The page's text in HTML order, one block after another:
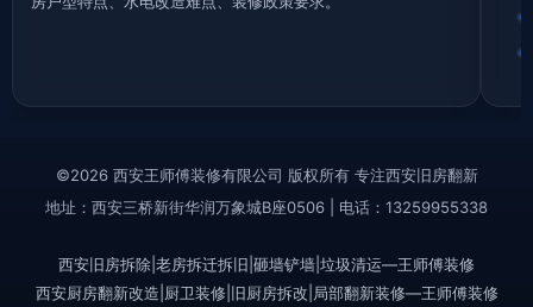
©2026 西安王师傅装修有限公司 版权所有 专注西安旧房翻新
地址：西安三桥新街华润万象城B座0506 | 电话：13259955338
西安旧房拆除|老房拆迁拆旧|砸墙铲墙|垃圾清运—王师傅装修
西安厨房翻新改造|厨卫装修|旧厨房拆改|局部翻新装修—王师傅装修